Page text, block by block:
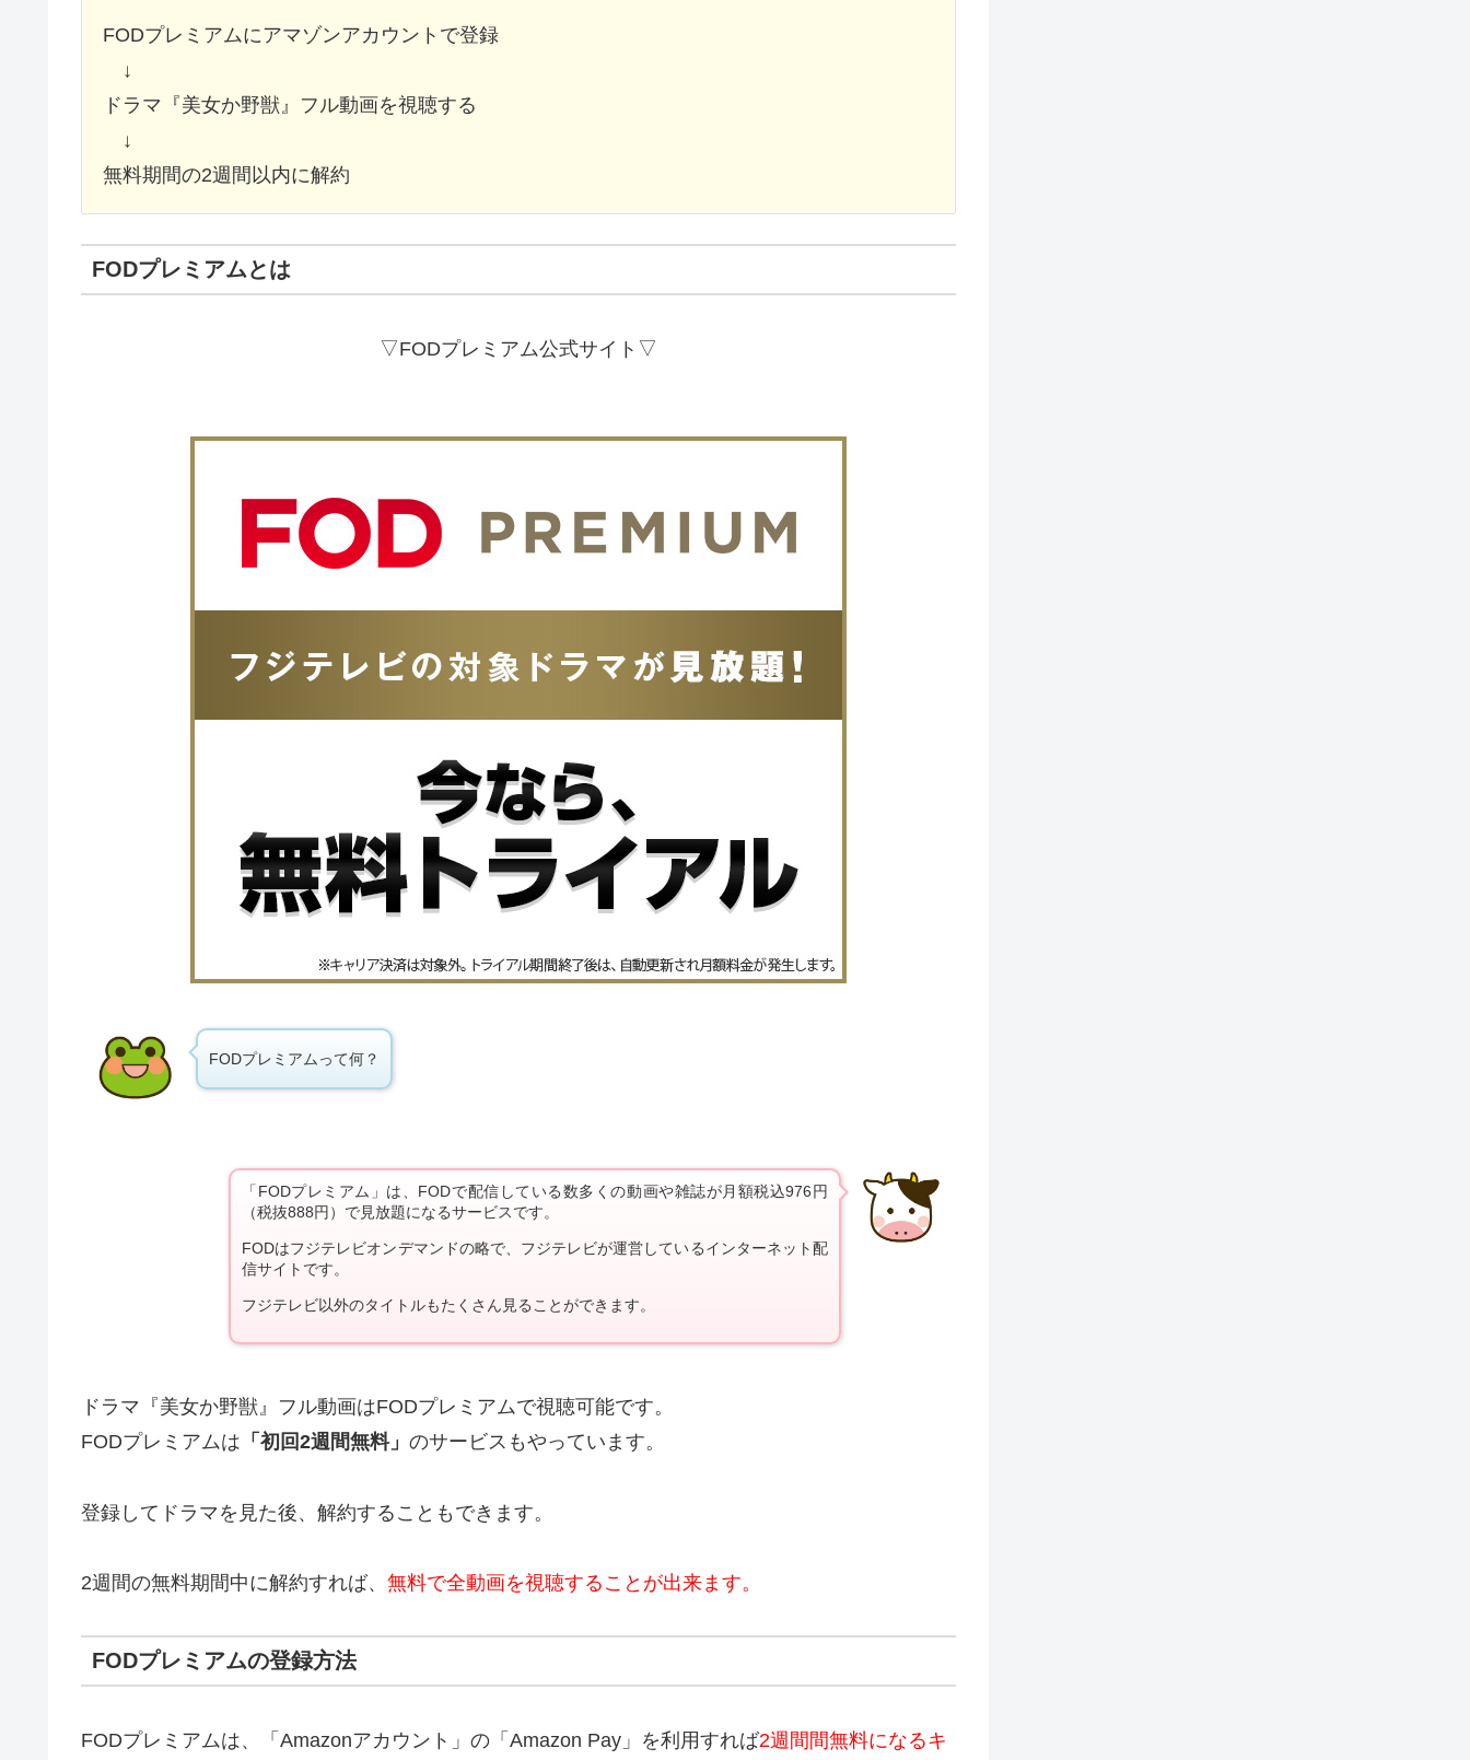
FODプレミアムにアマゾンアカウントで登録
↓
ドラマ『美女か野獣』フル動画を視聴する
↓
無料期間の2週間以内に解約
FODプレミアムとは
▽FODプレミアム公式サイト▽
FODプレミアムって何？
「FODプレミアム」は、FODで配信している数多くの動画や雑誌が月額税込976円
（税抜888円）で見放題になるサービスです。
FODはフジテレビオンデマンドの略で、フジテレビが運営しているインターネット配
信サイトです。
フジテレビ以外のタイトルもたくさん見ることができます。
ドラマ『美女か野獣』フル動画はFODプレミアムで視聴可能です。
FODプレミアムは 「初回2週間無料」 のサービスもやっています。
登録してドラマを見た後、解約することもできます。
2週間の無料期間中に解約すれば、 無料で全動画を視聴することが出来ます。
FODプレミアムの登録方法
FODプレミアムは、「Amazonアカウント」の「Amazon Pay」を利用すれば2週間間無料になるキ